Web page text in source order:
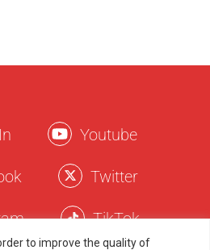
to improve the quality of
Youtube
Twitter
TikTok